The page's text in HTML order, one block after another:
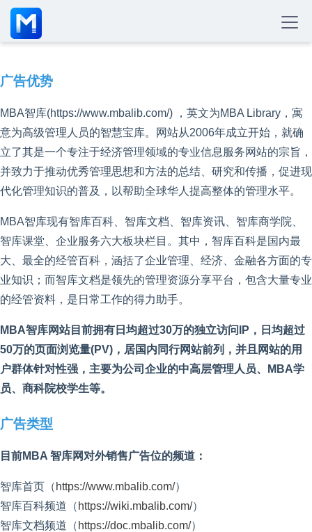
广告优势
MBA智库(https://www.mbalib.com/) ，英文为MBA Library，寓
意为高级管理人员的智慧宝库。网站从2006年成立开始，就确
立了其是一个专注于经济管理领域的专业信息服务网站的宗旨，
并致力于推动优秀管理思想和方法的总结、研究和传播，促进现
代化管理知识的普及，以帮助全球华人提高整体的管理水平。
MBA智库现有智库百科、智库文档、智库资讯、智库商学院、
智库课堂、企业服务六大板块栏目。其中，智库百科是国内最
大、最全的经管百科，涵括了企业管理、经济、金融各方面的专
业知识；而智库文档是领先的管理资源分享平台，包含大量专业
的经管资料，是日常工作的得力助手。
MBA智库网站目前拥有日均超过30万的独立访问IP，日均超过
50万的页面浏览量(PV)，居国内同行网站前列，并且网站的用
户群体针对性强，主要为公司企业的中高层管理人员、MBA学
员、商科院校学生等。
广告类型
目前MBA 智库网对外销售广告位的频道：
智库首页（ https://www.mbalib.com/）
智库百科频道（ https://wiki.mbalib.com/）
智库文档频道（ https://doc.mbalib.com/）